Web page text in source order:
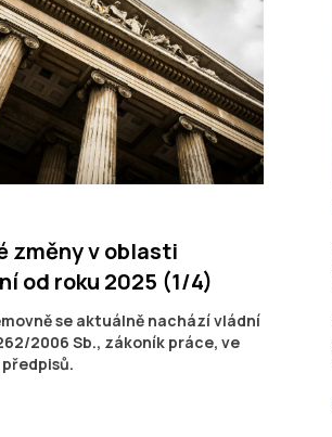
změny v oblasti
od roku 2025 (1/4)
se aktuálně nachází vládní
2006 Sb., zákoník práce, ve